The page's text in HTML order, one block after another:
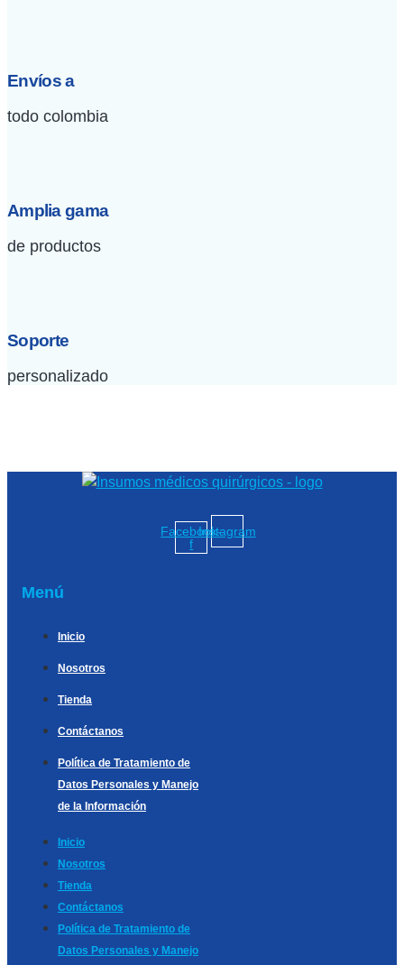
Envíos a
todo colombia
Amplia gama
de productos
Soporte
personalizado
Facebook-
f
Instagram
Menú
Inicio
Nosotros
Tienda
Contáctanos
Política de Tratamiento de
Datos Personales y Manejo
de la Información
Inicio
Nosotros
Tienda
Contáctanos
Política de Tratamiento de
Datos Personales y Manejo